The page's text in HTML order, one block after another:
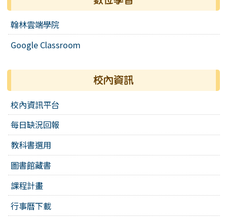
翰林雲端學院
Google Classroom
校內資訊
校內資訊平台
每日缺況回報
教科書選用
圖書館藏書
課程計畫
行事曆下載